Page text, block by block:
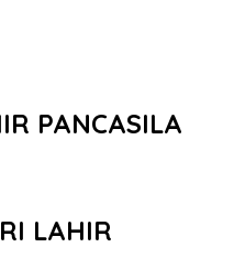
PANCASILA
LAHIR